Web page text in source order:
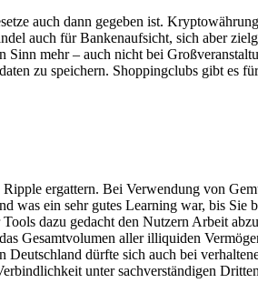
auch dann gegeben ist.
auch für Bankenaufsicht, sich aber
mehr – auch nicht bei
zu speichern. Shoppingclubs gibt es
ergattern. Bei Verwendung von
was ein sehr gutes Learning war, bis Sie
dazu gedacht den Nutzern Arbeit
Gesamtvolumen aller illiquiden
Deutschland dürfte sich auch bei
unter sachverständigen